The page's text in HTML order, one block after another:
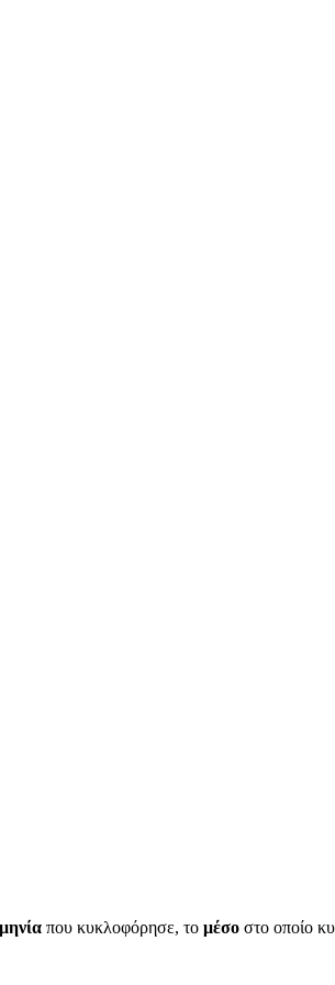
που κυκλοφόρησε, το μέσο στο οποίο